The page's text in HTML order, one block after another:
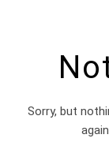
Sorry, but